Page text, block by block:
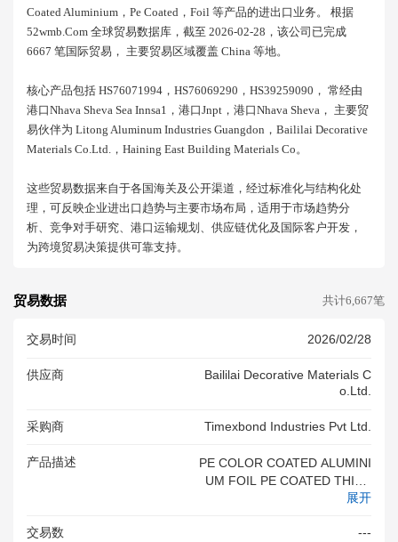
Coated Aluminium，pe Coated，foil 等产品的进出口业务。 根据
52wmb.com 全球贸易数据库，截至 2026-02-28，该公司已完成
6667 笔国际贸易， 主要贸易区域覆盖 China 等地。
核心产品包括 HS76071994，HS76069290，HS39259090， 常经由
港口nhava Sheva Sea Innsa1，港口jnpt，港口nhava Sheva， 主要贸
易伙伴为 Litong Aluminum Industries Guangdon，baililai Decorative
Materials Co.ltd.，haining East Building Materials Co。
这些贸易数据来自于各国海关及公开渠道，经过标准化与结构化处
理，可反映企业进出口趋势与主要市场布局，适用于市场趋势分
析、竞争对手研究、港口运输规划、供应链优化及国际客户开发，
为跨境贸易决策提供可靠支持。
贸易数据 共计6,667笔
交易时间 2026/02/28
供应商
Baililai Decorative Materials C
O.ltd.
采购商 Timexbond Industries Pvt Ltd.
产品描述
PE COLOR COATED ALUMINI
UM FOIL PE COATED THICK
NESS 0 18 MM=180 MICRON
DT 27 02 2026 ALUMINIUM F
展开
交易数 ---